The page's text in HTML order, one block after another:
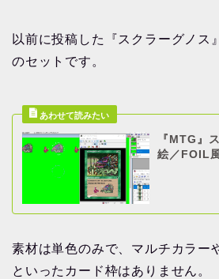
以前に投稿した『スクラーグノス
のセットです。
『MTG』
絵／FOIL
素材は単色のみで、マルチカラー
といったカード枠はありません。